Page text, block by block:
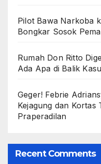
Pilot Bawa Narkoba
Bongkar Sosok
Rumah Don Ritto
Ada Apa di Balik
Geger! Febrie
Kejagung dan
Praperadilan
Recent Comments